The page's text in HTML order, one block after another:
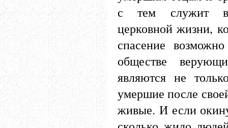
с тем служит
церковной жизни,
спасение
обществе
являются не
умершие после
живые. И если